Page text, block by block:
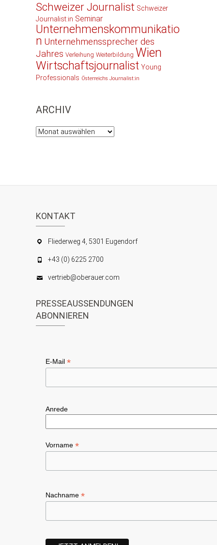
Schweizer Journalist Schweizer
Journalist:in Seminar
Unternehmenskommunikatio
n Unternehmenssprecher des
Jahres Verleihung Weiterbildung Wien
Wirtschaftsjournalist Young
Professionals Österreichs Journalist:in
ARCHIV
Archiv
KONTAKT
Fliederweg 4, 5301 Eugendorf
+43 (0) 6225 2700
vertrieb@oberauer.com
PRESSEAUSSENDUNGEN
ABONNIEREN
E-Mail *
Anrede
Vorname *
Nachname *